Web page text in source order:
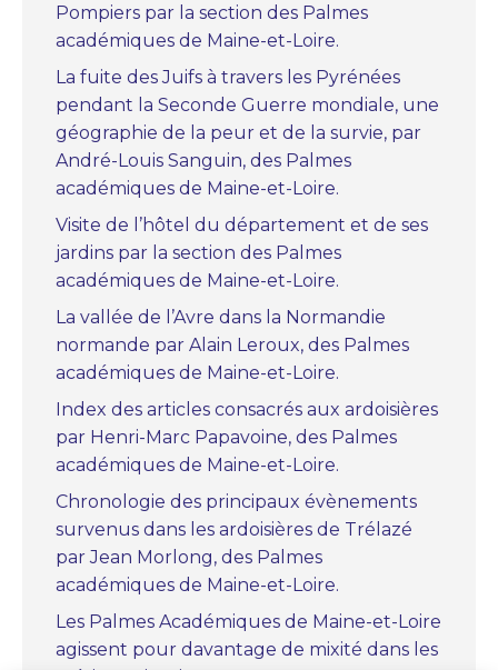
Pompiers par la section des Palmes
académiques de Maine-et-Loire.
La fuite des Juifs à travers les Pyrénées
pendant la Seconde Guerre mondiale, une
géographie de la peur et de la survie, par
André-Louis Sanguin, des Palmes
académiques de Maine-et-Loire.
Visite de l’hôtel du département et de ses
jardins par la section des Palmes
académiques de Maine-et-Loire.
La vallée de l’Avre dans la Normandie
normande par Alain Leroux, des Palmes
académiques de Maine-et-Loire.
Index des articles consacrés aux ardoisières
par Henri-Marc Papavoine, des Palmes
académiques de Maine-et-Loire.
Chronologie des principaux évènements
survenus dans les ardoisières de Trélazé
par Jean Morlong, des Palmes
académiques de Maine-et-Loire.
Les Palmes Académiques de Maine-et-Loire
agissent pour davantage de mixité dans les